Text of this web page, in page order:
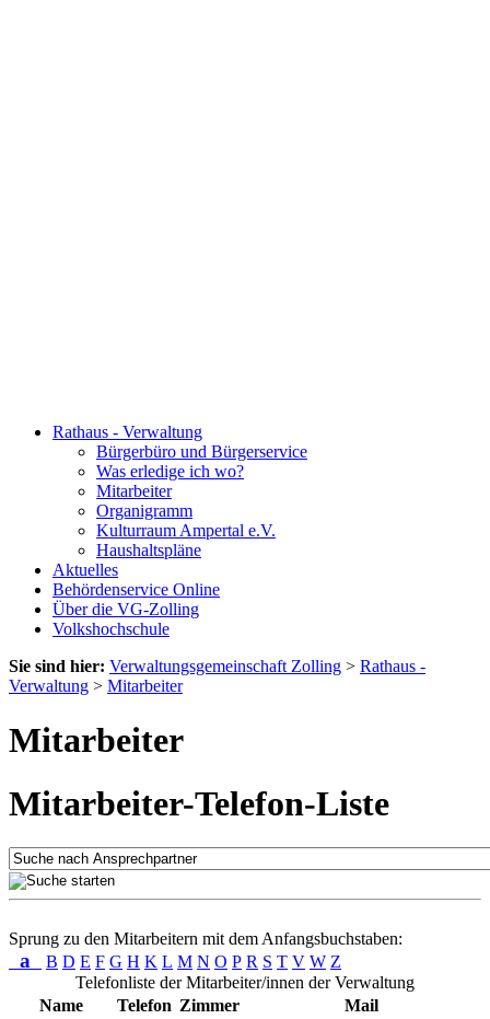
Rathaus - Verwaltung
Bürgerbüro und Bürgerservice
Was erledige ich wo?
Mitarbeiter
Organigramm
Kulturraum Ampertal e.V.
Haushaltspläne
Aktuelles
Behördenservice Online
Über die VG-Zolling
Volkshochschule
Sie sind hier: Verwaltungsgemeinschaft Zolling > Rathaus -
Verwaltung > Mitarbeiter
Mitarbeiter
Mitarbeiter-Telefon-Liste
Sprung zu den Mitarbeitern mit dem Anfangsbuchstaben:
a B D E F G H K L M N O P R S T V W Z
Telefonliste der Mitarbeiter/innen der Verwaltung
Name
Telefon Zimmer
Mail